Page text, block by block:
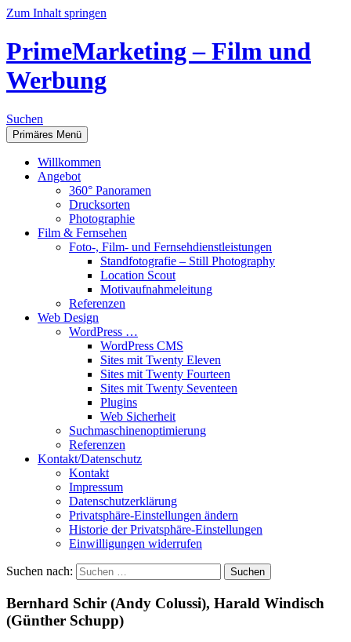
Zum Inhalt springen
PrimeMarketing – Film und
Werbung
Suchen
Primäres Menü
Willkommen
Angebot
360° Panoramen
Drucksorten
Photographie
Film & Fernsehen
Foto-, Film- und Fernsehdienstleistungen
Standfotografie – Still Photography
Location Scout
Motivaufnahmeleitung
Referenzen
Web Design
WordPress …
WordPress CMS
Sites mit Twenty Eleven
Sites mit Twenty Fourteen
Sites mit Twenty Seventeen
Plugins
Web Sicherheit
Suchmaschinenoptimierung
Referenzen
Kontakt/Datenschutz
Kontakt
Impressum
Datenschutzerklärung
Privatsphäre-Einstellungen ändern
Historie der Privatsphäre-Einstellungen
Einwilligungen widerrufen
Suchen nach:
Bernhard Schir (Andy Colussi), Harald Windisch
(Günther Schupp)